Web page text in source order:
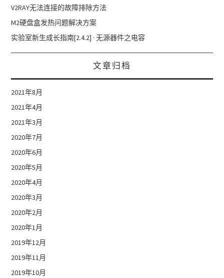
V2RAY无法连接的故障排除方法
M2硬盘盒发热问题解决方案
实验室新生成长指南[2.4.2] · 无源器件之电容
文章归档
2021年8月
2021年4月
2021年3月
2020年7月
2020年6月
2020年5月
2020年4月
2020年3月
2020年2月
2020年1月
2019年12月
2019年11月
2019年10月